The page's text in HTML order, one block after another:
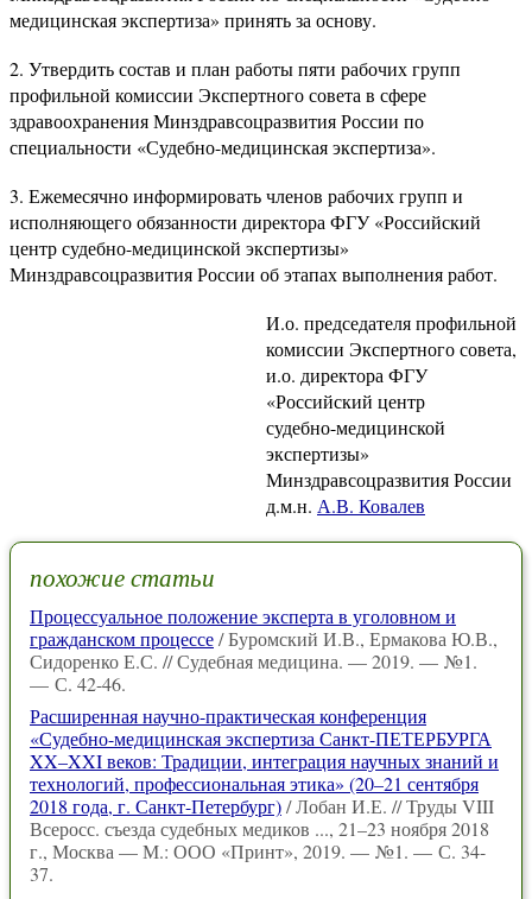
медицинская экспертиза» принять за основу.
2. Утвердить состав и план работы пяти рабочих групп
профильной комиссии Экспертного совета в сфере
здравоохранения Минздравсоцразвития России по
специальности «Судебно-медицинская экспертиза».
3. Ежемесячно информировать членов рабочих групп и
исполняющего обязанности директора ФГУ «Российский
центр судебно-медицинской экспертизы»
Минздравсоцразвития России об этапах выполнения работ.
И.о. председателя профильной
комиссии Экспертного совета,
и.о. директора ФГУ
«Российский центр
судебно-медицинской
экспертизы»
Минздравсоцразвития России
д.м.н. А.В. Ковалев
похожие статьи
Процессуальное положение эксперта в уголовном и
гражданском процессе/ Буромский И.В., Ермакова Ю.В.,
Сидоренко Е.С. // Судебная медицина. — 2019. — №1.
— С. 42-46.
Расширенная научно-практическая конференция
«Судебно-медицинская экспертиза Санкт-ПЕТЕРБУРГА
XX–XXI веков: Традиции, интеграция научных знаний и
технологий, профессиональная этика» (20–21 сентября
2018 года, г. Санкт-Петербург)/ Лобан И.Е. // Труды VIII
Всеросс. съезда судебных медиков ..., 21–23 ноября 2018
г., Москва — М.: ООО «Принт», 2019. — №1. — С. 34-
37.